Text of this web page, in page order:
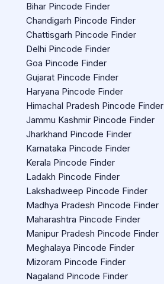
Bihar Pincode Finder
Chandigarh Pincode Finder
Chattisgarh Pincode Finder
Delhi Pincode Finder
Goa Pincode Finder
Gujarat Pincode Finder
Haryana Pincode Finder
Himachal Pradesh Pincode Finder
Jammu Kashmir Pincode Finder
Jharkhand Pincode Finder
Karnataka Pincode Finder
Kerala Pincode Finder
Ladakh Pincode Finder
Lakshadweep Pincode Finder
Madhya Pradesh Pincode Finder
Maharashtra Pincode Finder
Manipur Pradesh Pincode Finder
Meghalaya Pincode Finder
Mizoram Pincode Finder
Nagaland Pincode Finder